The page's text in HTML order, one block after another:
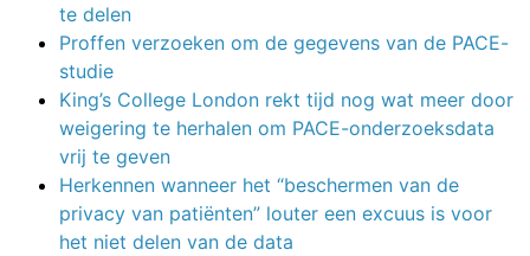
te delen
Proffen verzoeken om de gegevens van de PACE-
studie
King’s College London rekt tijd nog wat meer door
weigering te herhalen om PACE-onderzoeksdata
vrij te geven
Herkennen wanneer het “beschermen van de
privacy van patiënten” louter een excuus is voor
het niet delen van de data